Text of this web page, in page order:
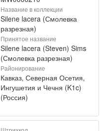
Название в коллекции
Silene lacera (Смолевка
разрезная)
Принятое название
Silene lacera (Steven) Sims
(Смолевка разрезная)
Районирование
Кавказ, Северная Осетия,
Ингушетия и Чечня (K1c)
(Россия)